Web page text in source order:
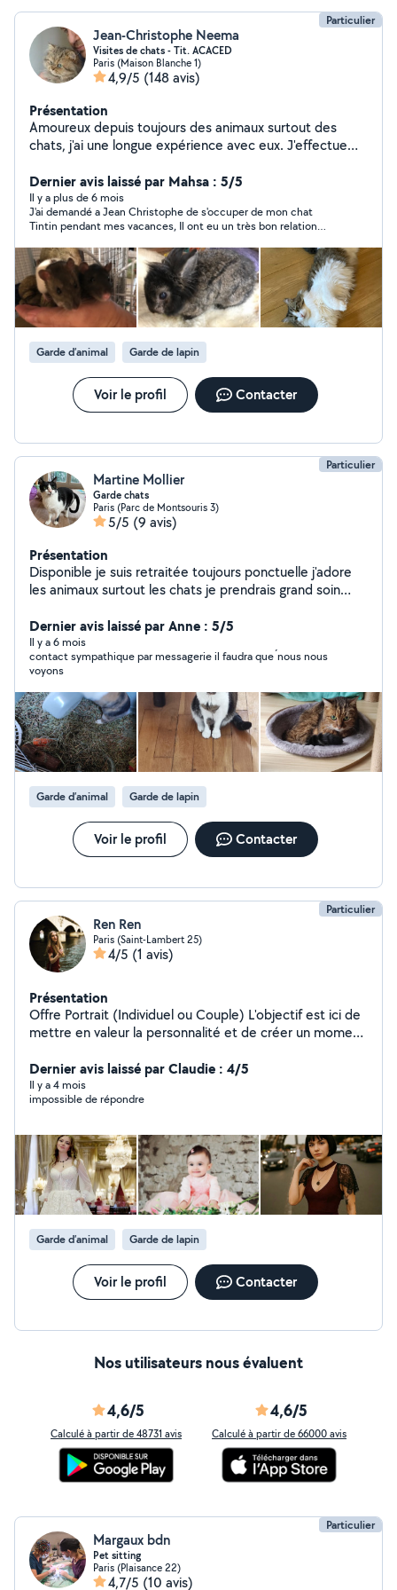
Particulier
Jean-Christophe Neema
Visites de chats - Tit. ACACED
Paris (Maison Blanche 1)
4,9/5 (148 avis)
Présentation
Amoureux depuis toujours des animaux surtout des
chats, j'ai une longue expérience avec eux. J'effectue
des félins. Je ne peux en accueillir chez moi car je doute
que mes deux chats mâles apprécieraient la présence
d'un tiers matou. Je vous invite à lire les avis sur mon
profil pour avoir une idée sur la qualité de mes
prestations. Je suis titulaire de l'ACACED (Attestation
de Connaissances pour les Animaux de Compagnie
d'Espèces Domestiques) qui est une formation
reconnue par le Ministere de l'Agriculture et de la
Souveraineté Alimentaire. Si vous avez des questions, je
me ferais un plaisir d'y répondre. A bientôt.
Dernier avis laissé par Mahsa : 5/5
Il y a plus de 6 mois
J'ai demandé a Jean Christophe de s'occuper de mon chat
Tintin pendant mes vacances, Il ont eu un très bon relation
demanderai biensur le même service prochainement. MAHSA
Garde d’animal Garde de lapin
Voir le profil Contacter
Particulier
Martine Mollier
Garde chats
Paris (Parc de Montsouris 3)
5/5 (9 avis)
Présentation
Disponible je suis retraitée toujours ponctuelle j'adore
les animaux surtout les chats je prendrais grand soin
Dernier avis laissé par Anne : 5/5
Il y a 6 mois
contact sympathique par messagerie il faudra que ́nous nous
voyons
Garde d’animal Garde de lapin
Voir le profil Contacter
Particulier
Ren Ren
Paris (Saint-Lambert 25)
4/5 (1 avis)
Présentation
Offre Portrait (Individuel ou Couple) L'objectif est ici de
mettre en valeur la personnalité et de créer un moment
voir autrement." Le Pack Type : Durée : 1h00 de séance.
Lieu : Extérieur (lumière naturelle) ou à domicile.
Livrables : 10 photos retouchées en haute définition.
douceur sont vos arguments de vente. Le message :
"Leurs premiers jours sont précieux, figeons-les
ensemble." Le Pack Type : Durée : 2h à 3h 100-200
Mariage C'est une prestation de service complète. Je
vous conseille de présenter cela sous forme de
"Collections". Le message : "Raconter l'histoire de votre
journée, des préparatifs au gâteau." Nombre de photos
: 300+ photos retouchées. Support : Galerie privée en
ligne pour les invités Tarif suggéré : À partir de 200
Dernier avis laissé par Claudie : 4/5
Il y a 4 mois
impossible de répondre
Garde d’animal Garde de lapin
Voir le profil Contacter
Nos utilisateurs nous évaluent
4,6/5
Calculé à partir de 48731 avis
4,6/5
Calculé à partir de 66000 avis
Particulier
Margaux bdn
Pet sitting
Paris (Plaisance 22)
4,7/5 (10 avis)